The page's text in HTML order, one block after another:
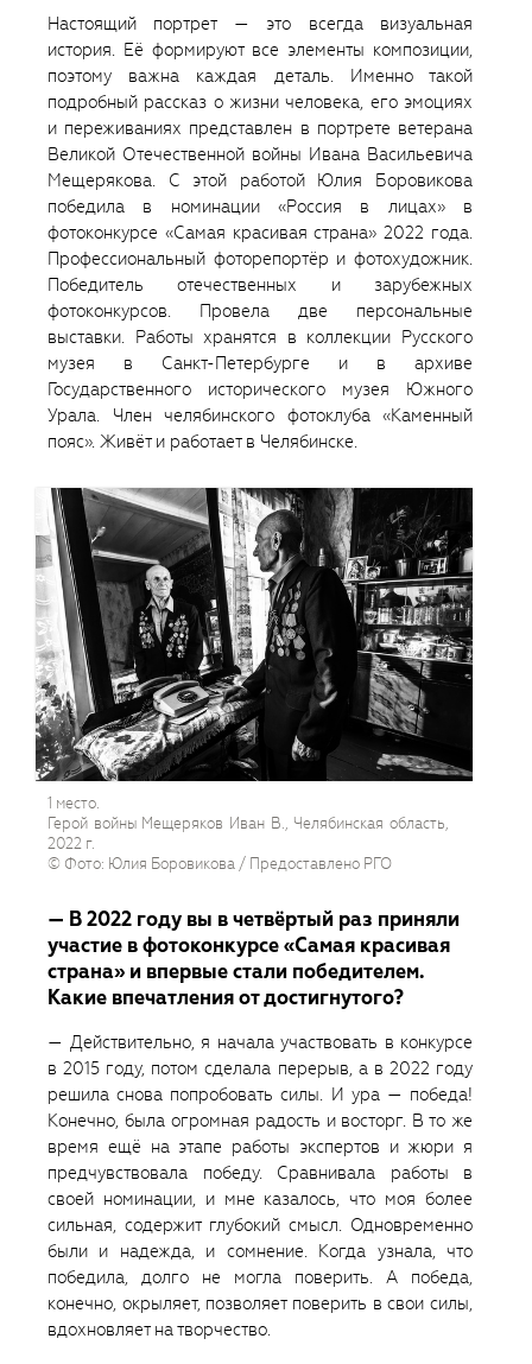
Настоящий портрет — это всегда визуальная
история. Её формируют все элементы композиции,
поэтому важна каждая деталь. Именно такой
подробный рассказ о жизни человека, его эмоциях
и переживаниях представлен в портрете ветерана
Великой Отечественной войны Ивана Васильевича
Мещерякова. С этой работой Юлия Боровикова
победила в номинации «Россия в лицах» в
фотоконкурсе «Самая красивая страна» 2022 года.
Профессиональный фоторепортёр и фотохудожник.
Победитель отечественных и зарубежных
фотоконкурсов. Провела две персональные
выставки. Работы хранятся в коллекции Русского
музея в Санкт-Петербурге и в архиве
Государственного исторического музея Южного
Урала. Член челябинского фотоклуба «Каменный
пояс». Живёт и работает в Челябинске.
1 место.
Герой войны Мещеряков Иван В., Челябинская область,
2022 г.
© Фото: Юлия Боровикова / Предоставлено РГО
— В 2022 году вы в четвёртый раз приняли
участие в фотоконкурсе «Самая красивая
страна» и впервые стали победителем.
Какие впечатления от достигнутого?
— Действительно, я начала участвовать в конкурсе
в 2015 году, потом сделала перерыв, а в 2022 году
решила снова попробовать силы. И ура — победа!
Конечно, была огромная радость и восторг. В то же
время ещё на этапе работы экспертов и жюри я
предчувствовала победу. Сравнивала работы в
своей номинации, и мне казалось, что моя более
сильная, содержит глубокий смысл. Одновременно
были и надежда, и сомнение. Когда узнала, что
победила, долго не могла поверить. А победа,
конечно, окрыляет, позволяет поверить в свои силы,
вдохновляет на творчество.